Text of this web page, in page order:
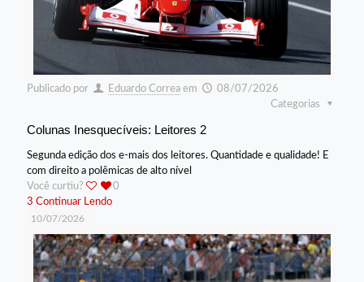
Publicado por Eduardo Correa em
08/07/2026
Categorias
Colunas Inesquecíveis: Leitores 2
Segunda edição dos e-mais dos leitores. Quantidade e qualidade! E
com direito a polêmicas de alto nível
Você curtiu?
0
3 Continuar Lendo
10/07/2026